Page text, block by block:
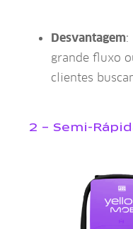
Desvantagem:
grande fluxo
clientes
2 – Semi-